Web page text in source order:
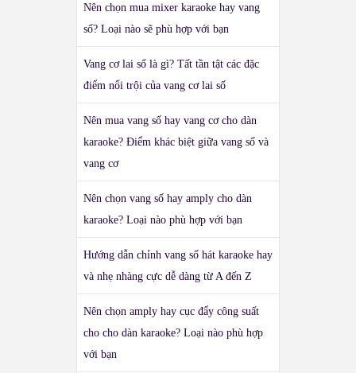
Nên chọn mua mixer karaoke hay vang
số? Loại nào sẽ phù hợp với bạn
Vang cơ lai số là gì? Tất tần tật các đặc
điểm nổi trội của vang cơ lai số
Nên mua vang số hay vang cơ cho dàn
karaoke? Điểm khác biệt giữa vang số và
vang cơ
Nên chọn vang số hay amply cho dàn
karaoke? Loại nào phù hợp với bạn
Hướng dẫn chỉnh vang số hát karaoke hay
và nhẹ nhàng cực dễ dàng từ A đến Z
Nên chọn amply hay cục đẩy công suất
cho cho dàn karaoke? Loại nào phù hợp
với bạn